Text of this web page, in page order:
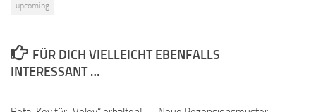
upcoming
FÜR DICH VIELLEICHT EBENFALLS
INTERESSANT …